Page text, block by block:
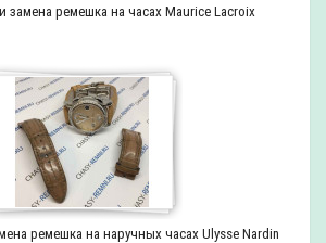
замена ремешка на часах Maurice Lacroix
ремешка на наручных часах Ulysse Nardin